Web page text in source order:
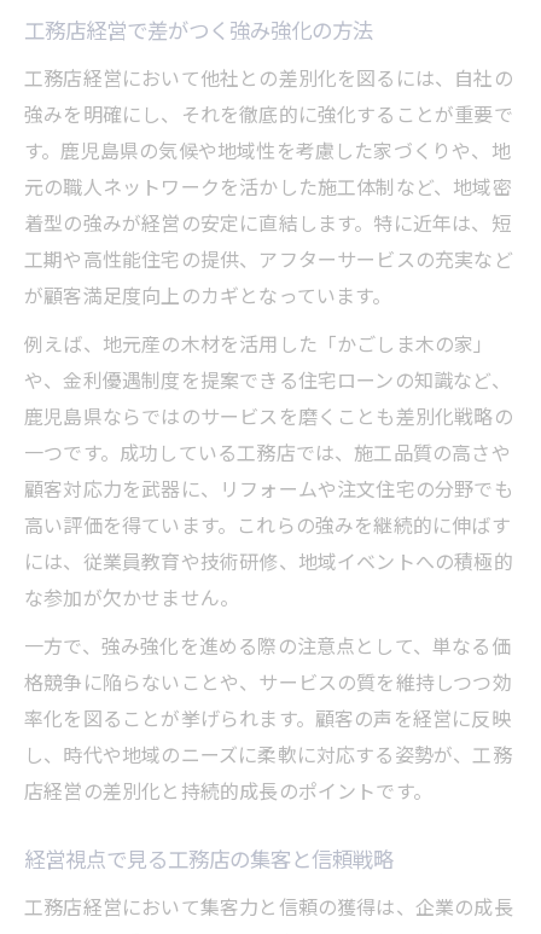
工務店経営で差がつく強み強化の方法
工務店経営において他社との差別化を図るには、自社の
強みを明確にし、それを徹底的に強化することが重要で
す。鹿児島県の気候や地域性を考慮した家づくりや、地
元の職人ネットワークを活かした施工体制など、地域密
着型の強みが経営の安定に直結します。特に近年は、短
工期や高性能住宅の提供、アフターサービスの充実など
が顧客満足度向上のカギとなっています。
例えば、地元産の木材を活用した「かごしま木の家」
や、金利優遇制度を提案できる住宅ローンの知識など、
鹿児島県ならではのサービスを磨くことも差別化戦略の
一つです。成功している工務店では、施工品質の高さや
顧客対応力を武器に、リフォームや注文住宅の分野でも
高い評価を得ています。これらの強みを継続的に伸ばす
には、従業員教育や技術研修、地域イベントへの積極的
な参加が欠かせません。
一方で、強み強化を進める際の注意点として、単なる価
格競争に陥らないことや、サービスの質を維持しつつ効
率化を図ることが挙げられます。顧客の声を経営に反映
し、時代や地域のニーズに柔軟に対応する姿勢が、工務
店経営の差別化と持続的成長のポイントです。
経営視点で見る工務店の集客と信頼戦略
工務店経営において集客力と信頼の獲得は、企業の成長